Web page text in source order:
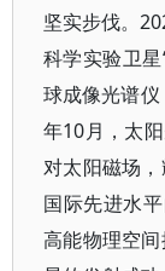
坚实步伐。
科学实验卫
球成像光谱
年10月，太
对太阳磁场
国际先进水
高能物理空